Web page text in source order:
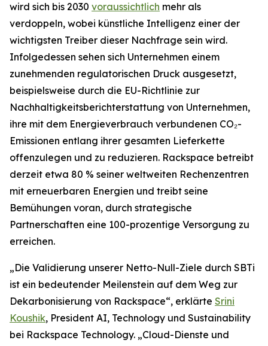
wird sich bis 2030 voraussichtlich mehr als
verdoppeln, wobei künstliche Intelligenz einer der
wichtigsten Treiber dieser Nachfrage sein wird.
Infolgedessen sehen sich Unternehmen einem
zunehmenden regulatorischen Druck ausgesetzt,
beispielsweise durch die EU-Richtlinie zur
Nachhaltigkeitsberichterstattung von Unternehmen,
ihre mit dem Energieverbrauch verbundenen CO₂-
Emissionen entlang ihrer gesamten Lieferkette
offenzulegen und zu reduzieren. Rackspace betreibt
derzeit etwa 80 % seiner weltweiten Rechenzentren
mit erneuerbaren Energien und treibt seine
Bemühungen voran, durch strategische
Partnerschaften eine 100-prozentige Versorgung zu
erreichen.
„Die Validierung unserer Netto-Null-Ziele durch SBTi
ist ein bedeutender Meilenstein auf dem Weg zur
Dekarbonisierung von Rackspace“, erklärte Srini
Koushik, President AI, Technology und Sustainability
bei Rackspace Technology. „Cloud-Dienste und